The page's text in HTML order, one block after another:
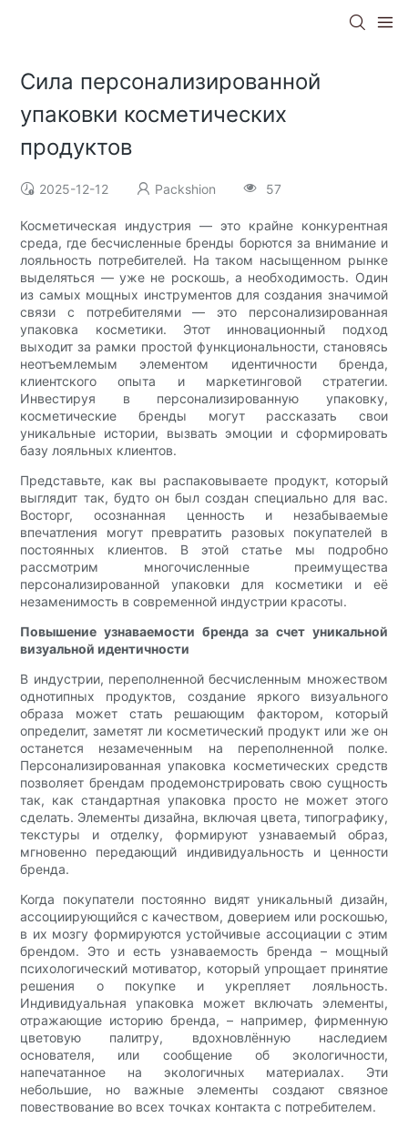
Сила персонализированной
упаковки косметических
продуктов
2025-12-12 Packshion 57
Косметическая индустрия — это крайне конкурентная
среда, где бесчисленные бренды борются за внимание и
лояльность потребителей. На таком насыщенном рынке
выделяться — уже не роскошь, а необходимость. Один
из самых мощных инструментов для создания значимой
связи с потребителями — это персонализированная
упаковка косметики. Этот инновационный подход
выходит за рамки простой функциональности, становясь
неотъемлемым элементом идентичности бренда,
клиентского опыта и маркетинговой стратегии.
Инвестируя в персонализированную упаковку,
косметические бренды могут рассказать свои
уникальные истории, вызвать эмоции и сформировать
базу лояльных клиентов.
Представьте, как вы распаковываете продукт, который
выглядит так, будто он был создан специально для вас.
Восторг, осознанная ценность и незабываемые
впечатления могут превратить разовых покупателей в
постоянных клиентов. В этой статье мы подробно
рассмотрим многочисленные преимущества
персонализированной упаковки для косметики и её
незаменимость в современной индустрии красоты.
Повышение узнаваемости бренда за счет уникальной
визуальной идентичности
В индустрии, переполненной бесчисленным множеством
однотипных продуктов, создание яркого визуального
образа может стать решающим фактором, который
определит, заметят ли косметический продукт или же он
останется незамеченным на переполненной полке.
Персонализированная упаковка косметических средств
позволяет брендам продемонстрировать свою сущность
так, как стандартная упаковка просто не может этого
сделать. Элементы дизайна, включая цвета, типографику,
текстуры и отделку, формируют узнаваемый образ,
мгновенно передающий индивидуальность и ценности
бренда.
Когда покупатели постоянно видят уникальный дизайн,
ассоциирующийся с качеством, доверием или роскошью,
в их мозгу формируются устойчивые ассоциации с этим
брендом. Это и есть узнаваемость бренда – мощный
психологический мотиватор, который упрощает принятие
решения о покупке и укрепляет лояльность.
Индивидуальная упаковка может включать элементы,
отражающие историю бренда, – например, фирменную
цветовую палитру, вдохновлённую наследием
основателя, или сообщение об экологичности,
напечатанное на экологичных материалах. Эти
небольшие, но важные элементы создают связное
повествование во всех точках контакта с потребителем.